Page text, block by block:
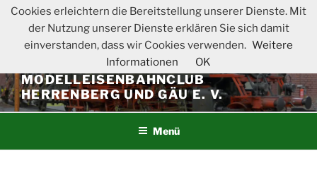
Zum
springen
MODELLEISENBAHNCLUB
HERRENBERG UND GÄU E. V.
Menü
Cookies erleichtern die Bereitstellung unserer Dienste. Mit
der Nutzung unserer Dienste erklären Sie sich damit
einverstanden, dass wir Cookies verwenden. Weitere
Informationen
OK